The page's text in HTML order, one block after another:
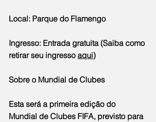
Local: Parque do Flamengo
Ingresso: Entrada gratuita (Saiba como
retirar seu ingresso aqui)
Sobre o Mundial de Clubes
Esta será a primeira edição do
Mundial de Clubes FIFA, previsto para